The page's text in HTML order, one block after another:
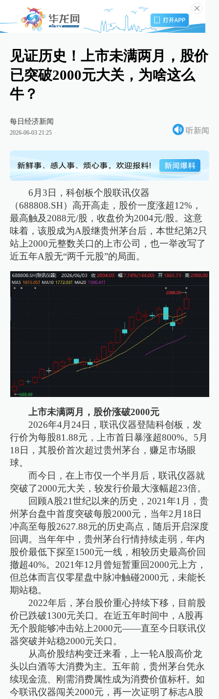
见证历史！上市未满两月，股价
已突破2000元大关，为啥这么
牛？
每日经济新闻
2026-06-03 21:25 听新闻
6月3日，科创板个股联讯仪器
（688808.SH）高开高走，股价一度涨超12%，
最高触及2088元/股，收盘价为2004元/股。这意
味着，该股成为A股继贵州茅台后，本世纪第2只
站上2000元整数关口的上市公司，也一举改写了
近五年A股无“两千元股”的局面。
上市未满两月，股价涨破2000元
2026年4月24日，联讯仪器登陆科创板，发
行价为每股81.88元，上市首日暴涨超800%。5月
18日，其股价首次超过贵州茅台，赚足市场眼
球。
而今日，在上市仅一个半月后，联讯仪器就
突破了2000元大关，较发行价最大涨幅超23倍。
回顾A股21世纪以来的历史，2021年1月，贵
州茅台盘中首度突破每股2000元，当年2月18日
冲高至每股2627.88元的历史高点，随后开启深度
回调。当年年中，贵州茅台行情持续走弱，年内
股价最低下探至1500元一线，相较历史最高价回
撤超40%。2021年12月曾短暂重回2000元上方，
但总体而言仅零星盘中脉冲触碰2000元，未能长
期站稳。
2022年后，茅台股价重心持续下移，目前股
价已跌破1300元关口。在近五年时间中，A股再
无个股能够冲击站上2000元——直至今日联讯仪
器突破并站稳2000元关口。
从高价股结构变迁来看，上一轮A股高价龙
头以白酒等大消费为主。五年前，贵州茅台凭永
续现金流、刚需消费属性成为消费价值标杆。如
今联讯仪器闯关2000元，再一次证明了标志A股